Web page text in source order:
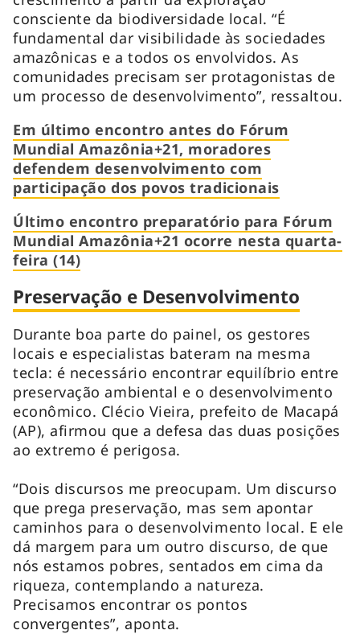
consciente da biodiversidade local. “É
fundamental dar visibilidade às sociedades
amazônicas e a todos os envolvidos. As
comunidades precisam ser protagonistas de
um processo de desenvolvimento”, ressaltou.
Em último encontro antes do Fórum
Mundial Amazônia+21, moradores
defendem desenvolvimento com
participação dos povos tradicionais
Último encontro preparatório para Fórum
Mundial Amazônia+21 ocorre nesta quarta-
feira (14)
Preservação e Desenvolvimento
Durante boa parte do painel, os gestores
locais e especialistas bateram na mesma
tecla: é necessário encontrar equilíbrio entre
preservação ambiental e o desenvolvimento
econômico. Clécio Vieira, prefeito de Macapá
(AP), afirmou que a defesa das duas posições
ao extremo é perigosa.
“Dois discursos me preocupam. Um discurso
que prega preservação, mas sem apontar
caminhos para o desenvolvimento local. E ele
dá margem para um outro discurso, de que
nós estamos pobres, sentados em cima da
riqueza, contemplando a natureza.
Precisamos encontrar os pontos
convergentes”, aponta.